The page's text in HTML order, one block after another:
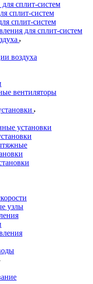
сплит-систем
сплит-систем
сплит-систем
для сплит-систем
воздуха
вентиляторы
установки
узлы